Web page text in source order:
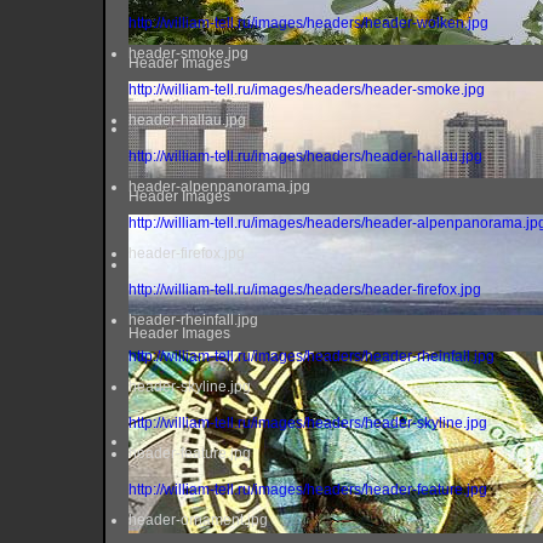
Header Images
Header Images
Header Images
http://william-tell.ru/images/headers/header-wolken.jpg
header-smoke.jpg
http://william-tell.ru/images/headers/header-smoke.jpg
header-hallau.jpg
http://william-tell.ru/images/headers/header-hallau.jpg
header-alpenpanorama.jpg
http://william-tell.ru/images/headers/header-
header-firefox.jpg
http://william-tell.ru/images/headers/header-firefox.jpg
header-rheinfall.jpg
http://william-tell.ru/images/headers/header-rheinfall.jpg
header-skyline.jpg
http://william-tell.ru/images/headers/header-skyline.jpg
header-feature.jpg
http://william-tell.ru/images/headers/header-feature.jpg
header-ornament.jpg